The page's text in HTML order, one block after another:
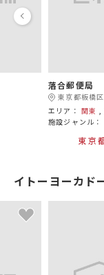
落合郵便局
東京都板橋
エリア： 関東 ,
施設ジャンル：
東京
イトーヨーカド